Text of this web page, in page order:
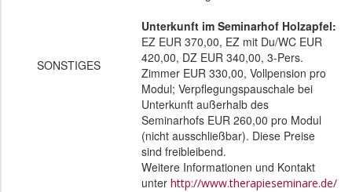
SONSTIGES
Unterkunft im Seminarhof Holzapfel:
EZ EUR 370,00, EZ mit Du/WC EUR
420,00, DZ EUR 340,00, 3-Pers.
Zimmer EUR 330,00, Vollpension pro
Modul; Verpflegungspauschale bei
Unterkunft außerhalb des
Seminarhofs EUR 260,00 pro Modul
(nicht ausschließbar). Diese Preise
sind freibleibend.
Weitere Informationen und Kontakt
unter http://www.therapieseminare.de/